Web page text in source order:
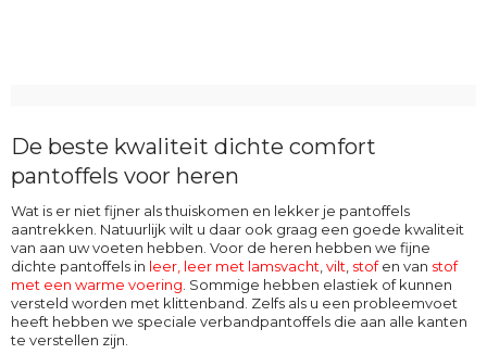
De beste kwaliteit dichte comfort
pantoffels voor heren
Wat is er niet fijner als thuiskomen en lekker je pantoffels
aantrekken. Natuurlijk wilt u daar ook graag een goede kwaliteit
van aan uw voeten hebben. Voor de heren hebben we fijne
dichte pantoffels in leer, leer met lamsvacht,vilt, stofen van stof
met een warme voering. Sommige hebben elastiek of kunnen
versteld worden met klittenband. Zelfs als u een probleemvoet
heeft hebben we speciale verbandpantoffels die aan alle kanten
te verstellen zijn.